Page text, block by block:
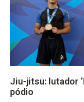
Jiu-jitsu: lutador
pódio